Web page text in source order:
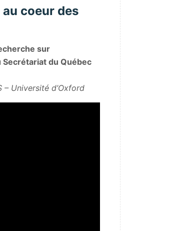
coeur des
sur
du Québec
– Université d’Oxford